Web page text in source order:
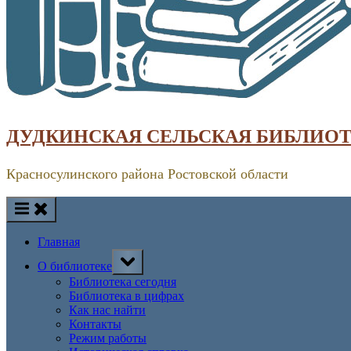
ДУДКИНСКАЯ СЕЛЬСКАЯ
Красносулинского района Ростовской области
Главная
О библиотеке
Toggle
sub-
menu
Библиотека сегодня
Библиотека в цифрах
Как нас найти
Контакты
Режим работы